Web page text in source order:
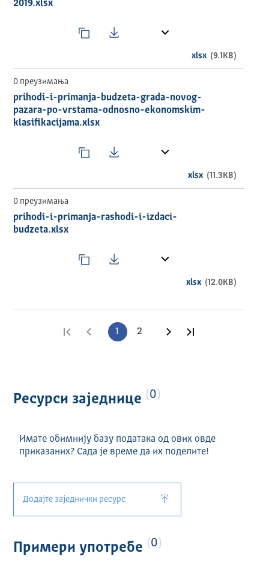
2019.xlsx
xlsx (9.1KB)
0 преузимања
prihodi-i-primanja-budzeta-grada-novog-
pazara-po-vrstama-odnosno-ekonomskim-
klasifikacijama.xlsx
xlsx (11.3KB)
0 преузимања
prihodi-i-primanja-rashodi-i-izdaci-
budzeta.xlsx
xlsx (12.0KB)
Прва страница
Претходна страница
1 2 Следећа страница
Ресурси заједнице 0
Имате обимнију базу података од ових овде
приказаних? Сада је време да их поделите!
Додајте заједнички ресурс
Примери употребе 0